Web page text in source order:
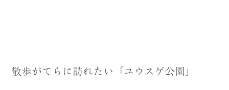
散歩がてらに訪れたい「ユウスゲ公園」